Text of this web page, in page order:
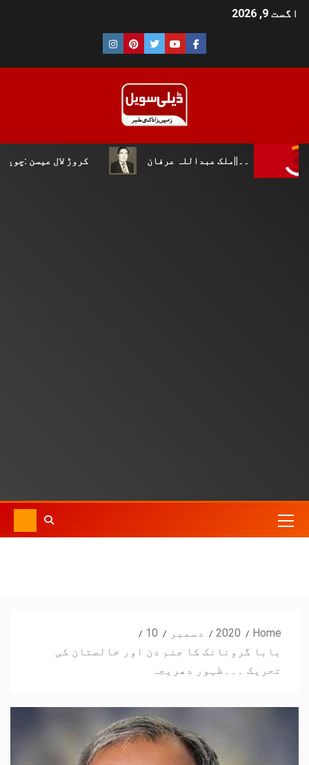
اگست 9, 2026
کروڑ لال عیسن :چوپال کلچرل اینڈ عبداللہ عرفان
Home
2020 دسمبر
10
بابا گرونانک کا جنم دن اور خالصتان کی
تحریک ۔۔۔ظہور دھریجہ